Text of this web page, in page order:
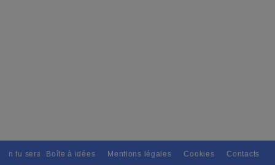
tu seras, Pour tous avec discernement. // L'amitié tu
Boîte à idées Mentions légales Cookies Contacts